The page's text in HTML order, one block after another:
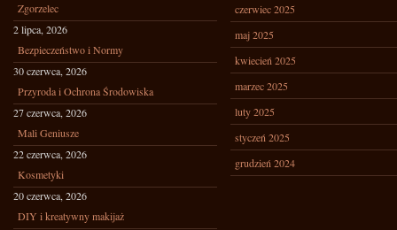
Zgorzelec
2 lipca, 2026
Bezpieczeństwo i Normy
30 czerwca, 2026
Przyroda i Ochrona Środowiska
27 czerwca, 2026
Mali Geniusze
22 czerwca, 2026
Kosmetyki
20 czerwca, 2026
DIY i kreatywny makijaż
czerwiec 2025
maj 2025
kwiecień 2025
marzec 2025
luty 2025
styczeń 2025
grudzień 2024